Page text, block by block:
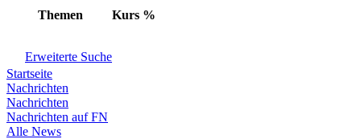
Themen Kurs %
Erweiterte Suche
Startseite
Nachrichten
Nachrichten
Nachrichten auf FN
Alle News